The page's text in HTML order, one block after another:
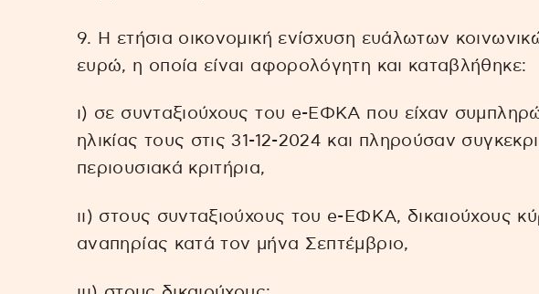
9. Η ετήσια οικονομική ενίσχυση ευάλωτων
ευρώ, η οποία είναι αφορολόγητη και καταβλήθηκε:
ι) σε συνταξιούχους του e-ΕΦΚΑ που είχαν
ηλικίας τους στις 31-12-2024 και πληρούσαν
περιουσιακά κριτήρια,
ιι) στους συνταξιούχους του e-ΕΦΚΑ, δικαιούχους
αναπηρίας κατά τον μήνα Σεπτέμβριο,